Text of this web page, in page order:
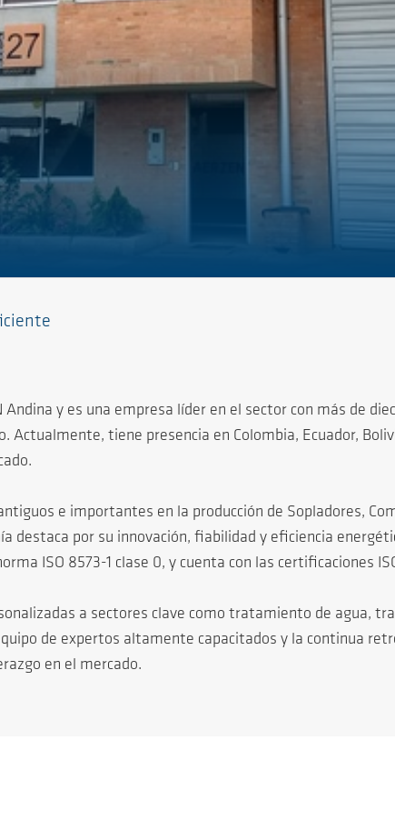
y es una empresa líder en el sector con más de
tiene presencia en Colombia, Ecuador,
e importantes en la producción de Sopladores,
destaca por su innovación, fiabilidad y eficiencia
ISO 8573-1 clase 0, y cuenta con las certificaciones
a sectores clave como tratamiento de agua,
de expertos altamente capacitados y la continua
en el mercado.